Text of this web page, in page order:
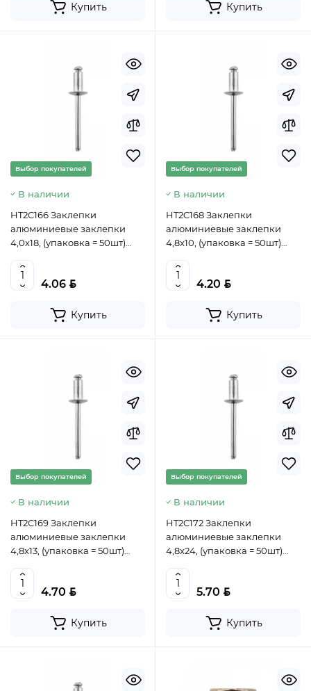
Купить Купить
Выбор покупателей
В наличии
HT2C166 Заклепки
алюминиевые заклепки
4,0x18, (упаковка = 50шт)
(CN)
4.06 BYN
Купить
Выбор покупателей
В наличии
HT2C168 Заклепки
алюминиевые заклепки
4,8x10, (упаковка = 50шт)
(CN)
4.20 BYN
Купить
Выбор покупателей
В наличии
HT2C169 Заклепки
алюминиевые заклепки
4,8x13, (упаковка = 50шт)
(CN)
4.70 BYN
Купить
Выбор покупателей
В наличии
HT2C172 Заклепки
алюминиевые заклепки
4,8x24, (упаковка = 50шт)
(CN)
5.70 BYN
Купить